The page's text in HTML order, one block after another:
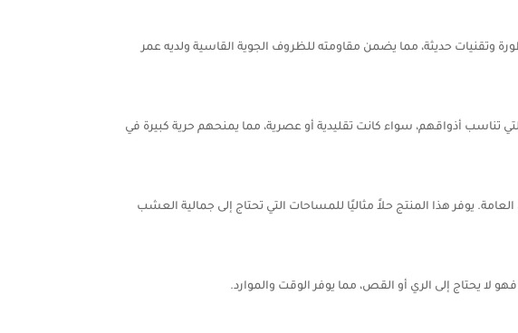
وتقنيات حديثة، مما يضمن مقاومته للظروف الجوية القاسية ولديه عمر
تناسب أذواقهم، سواء كانت تقليدية أو عصرية، مما يمنحهم حرية كبيرة في
يوفر هذا المنتج حلاً مثاليًا للمساحات التي تحتاج إلى جمالية العشب
لا يحتاج إلى الري أو القص، مما يوفر الوقت والموارد.